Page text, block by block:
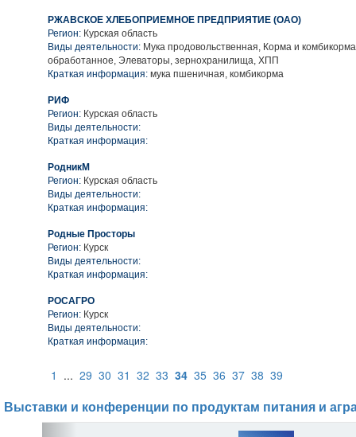
РЖАВСКОЕ ХЛЕБОПРИЕМНОЕ ПРЕДПРИЯТИЕ (ОАО)
Регион: Курская область
Виды деятельности: Мука продовольственная, Корма и
обработанное, Элеваторы, зернохранилища, ХПП
Краткая информация: мука пшеничная, комбикорма
РИФ
Регион: Курская область
Виды деятельности:
Краткая информация:
РодникМ
Регион: Курская область
Виды деятельности:
Краткая информация:
Родные Просторы
Регион: Курск
Виды деятельности:
Краткая информация:
РОСАГРО
Регион: Курск
Виды деятельности:
Краткая информация:
1 ... 29 30 31 32 33 34 35 36 37 38 39
Выставки и конференции по продуктам питания и